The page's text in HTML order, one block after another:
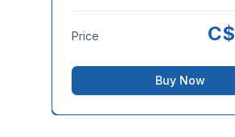
Price C$
Buy Now